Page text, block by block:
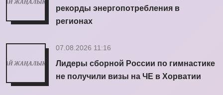
рекорды энергопотребления в
регионах
07.08.2026 11:16
Лидеры сборной России по гимнастике
не получили визы на ЧЕ в Хорватии